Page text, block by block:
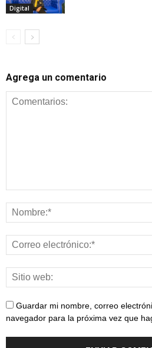
Digital
Agrega un comentario
Guardar mi nombre, correo
navegador para la próxima vez que